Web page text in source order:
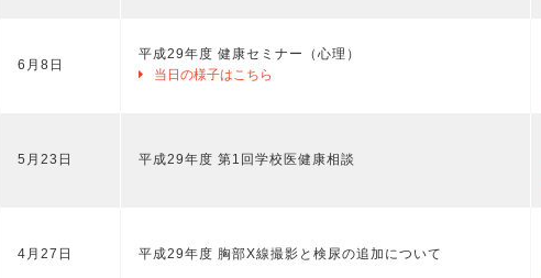
6月8日
平成29年度 健康セミナー（心理）
当日の様子はこちら
5月23日 平成29年度 第1回学校医健康相談
4月27日 平成29年度 胸部X線撮影と検尿の追加について